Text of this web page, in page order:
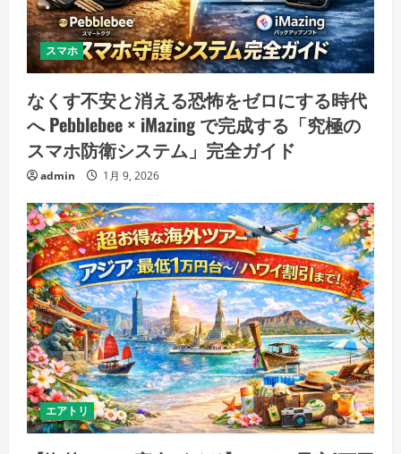
スマホ
なくす不安と消える恐怖をゼロにする時代
へ Pebblebee × iMazing で完成する「究極の
スマホ防衛システム」完全ガイド
admin 1月 9, 2026
エアトリ